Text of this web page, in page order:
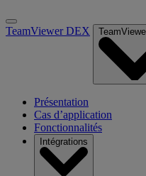
TeamViewer DEX
Présentation
Cas d’application
Fonctionnalités
Intégrations